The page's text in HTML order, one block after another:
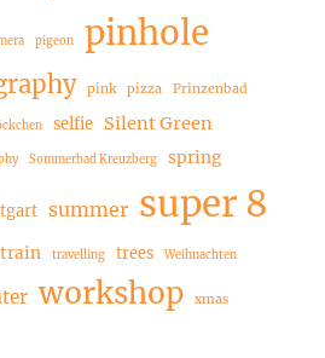
pigeon pinhole
pink pizza Prinzenbad
selfie Silent Green
Sommerbad Kreuzberg spring
summer super 8
train travelling trees Weihnachten
workshop xmas